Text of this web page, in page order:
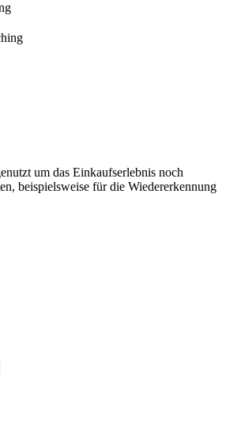
um das Einkaufserlebnis noch
beispielsweise für die Wiedererkennung